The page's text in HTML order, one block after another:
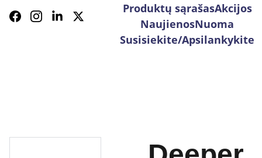
Produktų sąrašasAkcijos
NaujienosNuoma
Susisiekite/Apsilankykite